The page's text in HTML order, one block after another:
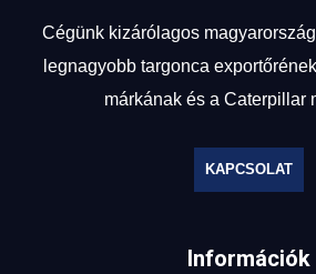
Cégünk kizárólagos
legnagyobb targonca
márkának és a Caterpillar
KAPCSOLAT
Információk